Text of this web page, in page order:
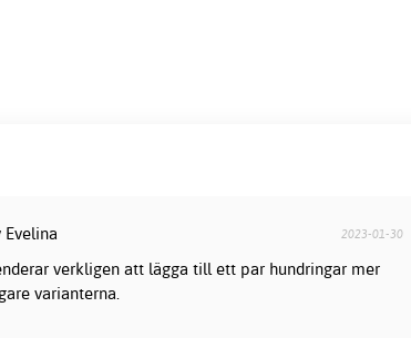
Evelina 2023-01-30
verkligen att lägga till ett par hundringar mer
varianterna.